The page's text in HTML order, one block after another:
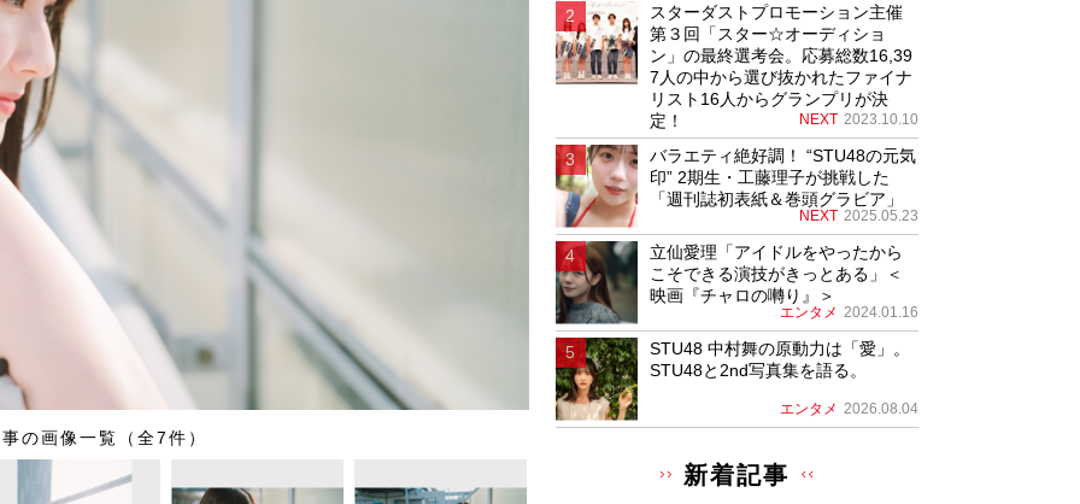
の画像一覧（全7件）
スターダストプロモーション主催
第３回「スター☆オーディショ
ン」の最終選考会。応募総数16,39
7人の中から選び抜かれたファイナ
リスト16人からグランプリが決
定！
NEXT 2023.10.10
バラエティ絶好調！ “STU48の元気
印” 2期生・工藤理子が挑戦した
「週刊誌初表紙＆巻頭グラビア」
NEXT 2025.05.23
立仙愛理「アイドルをやったから
こそできる演技がきっとある」＜
映画『チャロの囀り』＞
エンタメ 2024.01.16
STU48 中村舞の原動力は「愛」。
STU48と2nd写真集を語る。
エンタメ 2026.08.04
新着記事